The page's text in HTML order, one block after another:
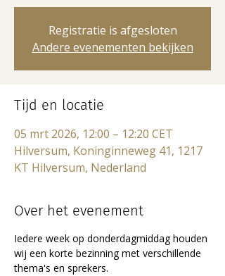
Registratie is afgesloten
Andere evenementen bekijken
Tijd en locatie
05 mrt 2026, 12:00 – 12:20 CET
Hilversum, Koninginneweg 41, 1217
KT Hilversum, Nederland
Over het evenement
Iedere week op donderdagmiddag houden
wij een korte bezinning met verschillende
thema's en sprekers.